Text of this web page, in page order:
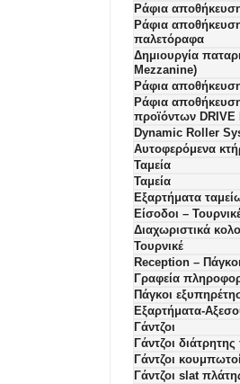
Ράφια
Ράφια
παλετόραφα
Δημιουργία
Mezzanine)
Ράφια
Ράφια
προϊόντων DRIVE
Dynamic Roller
Αυτοφερόμενα
Ταμεία
Ταμεία
Εξαρτήματα
Είσοδοι –
Διαχωριστικά
Τουρνικέ
Reception – Πάγκοι
Γραφεία
Πάγκοι
Εξαρτήματα-
Γάντζοι
Γάντζοι
Γάντζοι κουμπωτοί
Γάντζοι slat